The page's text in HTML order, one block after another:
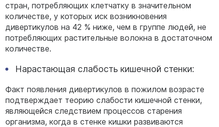
стран, потребляющих клетчатку в значительном
количестве, у которых иск возникновения
дивертикулов на 42 % ниже, чем в группе людей, не
потребляющих растительные волокна в достаточном
количестве.
Нарастающая слабость кишечной стенки:
Факт появления дивертикулов в пожилом возрасте
подтверждает теорию слабости кишечной стенки,
являющейся следствием процессов старения
организма, когда в стенке кишки развиваются